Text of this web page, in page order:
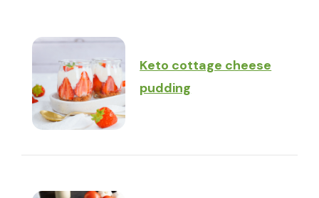
Keto cottage cheese
pudding